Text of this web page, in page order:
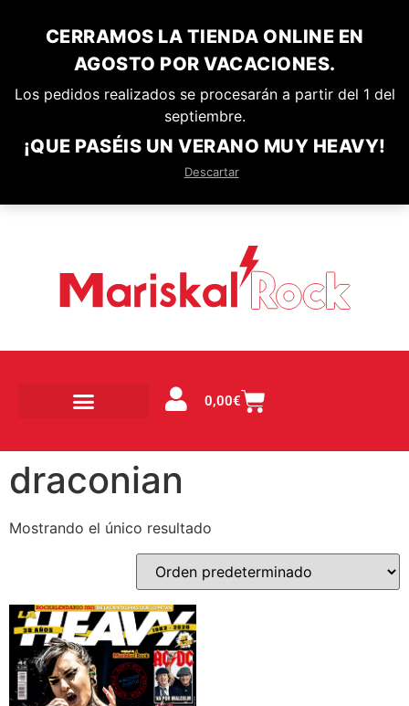
CERRAMOS LA TIENDA ONLINE EN
AGOSTO POR VACACIONES.
Los pedidos realizados se procesarán a partir del 1 del
septiembre.
¡QUE PASÉIS UN VERANO MUY HEAVY!
Descartar
0,00€
draconian
Mostrando el único resultado